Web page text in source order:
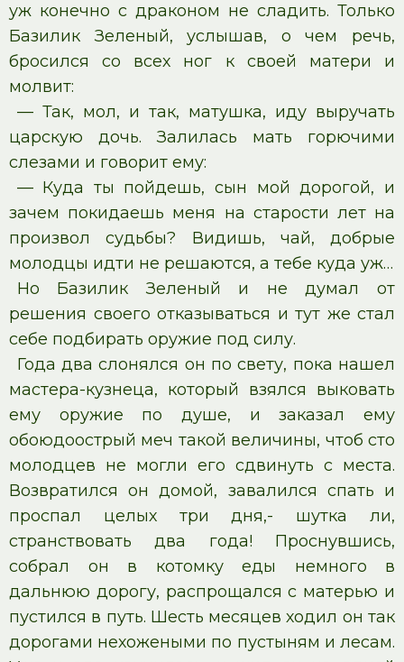
уж конечно с драконом не сладить. Только
Базилик Зеленый, услышав, о чем речь,
бросился со всех ног к своей матери и
молвит:
— Так, мол, и так, матушка, иду выручать
царскую дочь. Залилась мать горючими
слезами и говорит ему:
— Куда ты пойдешь, сын мой дорогой, и
зачем покидаешь меня на старости лет на
произвол судьбы? Видишь, чай, добрые
молодцы идти не решаются, а тебе куда уж…
Но Базилик Зеленый и не думал от
решения своего отказываться и тут же стал
себе подбирать оружие под силу.
Года два слонялся он по свету, пока нашел
мастера-кузнеца, который взялся выковать
ему оружие по душе, и заказал ему
обоюдоострый меч такой величины, чтоб сто
молодцев не могли его сдвинуть с места.
Возвратился он домой, завалился спать и
проспал целых три дня,- шутка ли,
странствовать два года! Проснувшись,
собрал он в котомку еды немного в
дальнюю дорогу, распрощался с матерью и
пустился в путь. Шесть месяцев ходил он так
дорогами нехожеными по пустыням и лесам.